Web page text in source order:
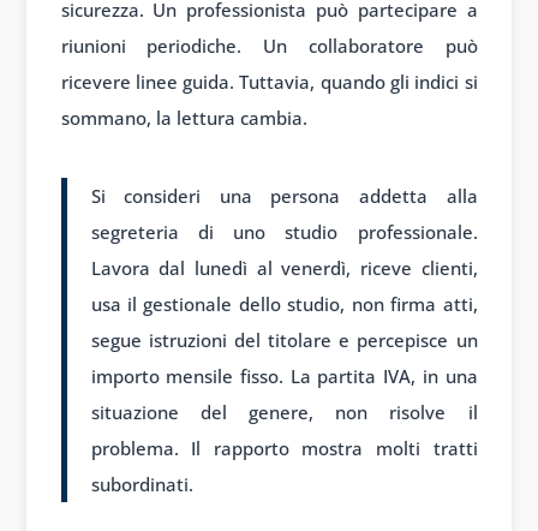
sicurezza. Un professionista può partecipare a
riunioni periodiche. Un collaboratore può
ricevere linee guida. Tuttavia, quando gli indici si
sommano, la lettura cambia.
Si consideri una persona addetta alla
segreteria di uno studio professionale.
Lavora dal lunedì al venerdì, riceve clienti,
usa il gestionale dello studio, non firma atti,
segue istruzioni del titolare e percepisce un
importo mensile fisso. La partita IVA, in una
situazione del genere, non risolve il
problema. Il rapporto mostra molti tratti
subordinati.